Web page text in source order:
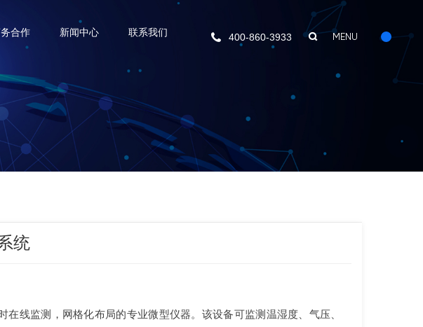
合作 新闻中心 联系我们  400-860-3933 
统
在线监测，网格化布局的专业微型仪器。该设备可监测温湿度、气压、